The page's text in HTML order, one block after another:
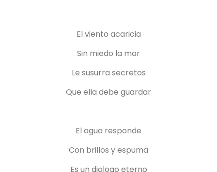
El viento acaricia
Sin miedo la mar
Le susurra secretos
Que ella debe guardar
El agua responde
Con brillos y espuma
Es un dialogo eterno